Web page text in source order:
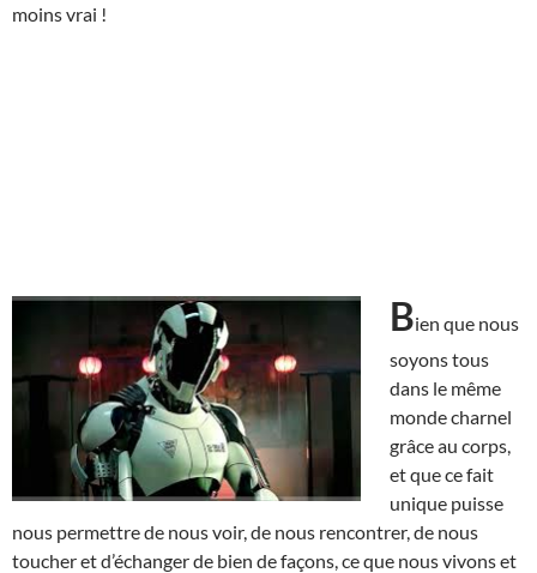
moins vrai !
Bien que nous
soyons tous
dans le même
monde charnel
grâce au corps,
et que ce fait
unique puisse
nous permettre de nous voir, de nous rencontrer, de nous
toucher et d’échanger de bien de façons, ce que nous vivons et